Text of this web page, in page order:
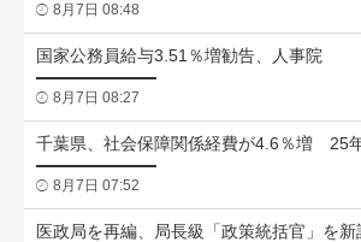
8月7日 08:48
国家公務員給与3.51％増勧告、人事院
8月7日 08:27
千葉県、社会保障関係経費が4.6％増 25
8月7日 07:52
医政局を再編、局長級「政策統括官」を